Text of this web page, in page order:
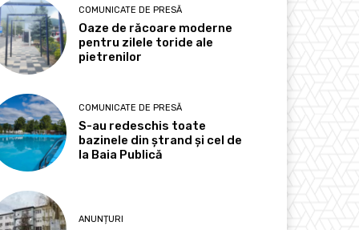
COMUNICATE DE PRESĂ
Oaze de răcoare moderne
pentru zilele toride ale
pietrenilor
COMUNICATE DE PRESĂ
S-au redeschis toate
bazinele din ștrand și cel de
la Baia Publică
ANUNȚURI